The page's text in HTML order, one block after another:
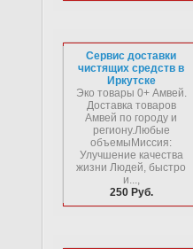
Сервис доставки
чистящих средств в
Иркутске
Эко товары 0+ Амвей.
Доставка товаров
Амвей по городу и
региону.Любые
объемыМиссия:
Улучшение качества
жизни Людей, быстро
и...,
250 Руб.